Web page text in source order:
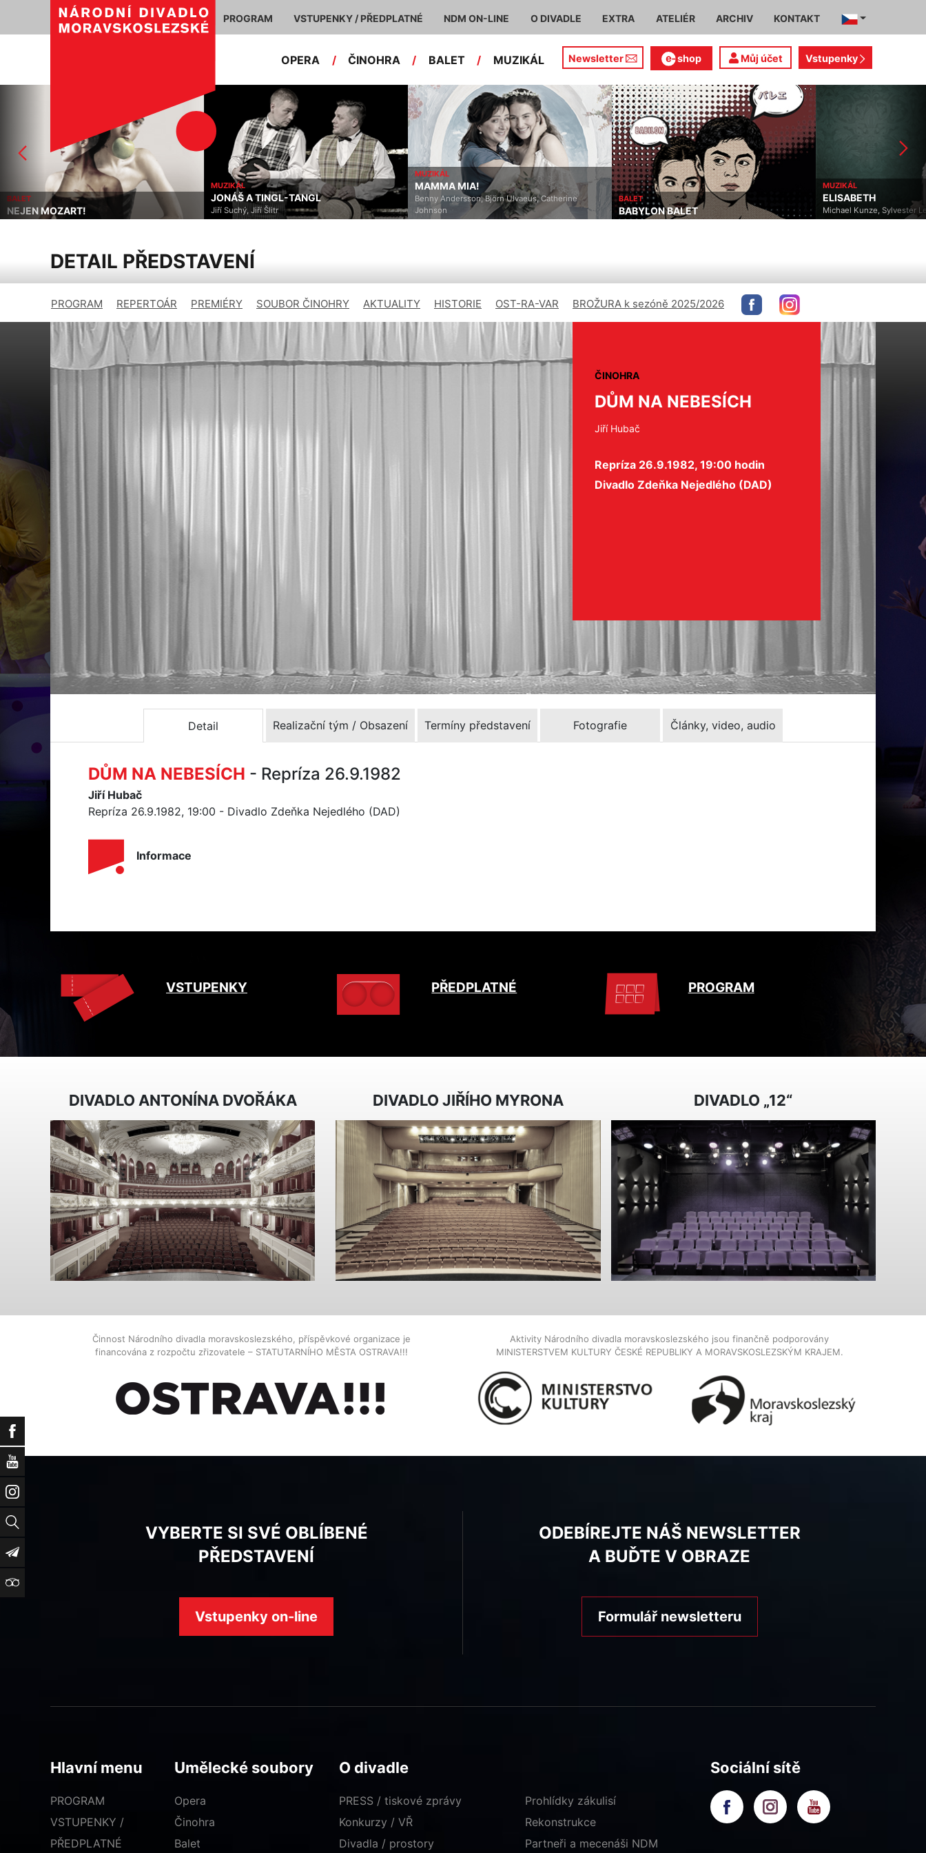
Facebook
YouTube
Instagram
Vyhledat
Newsletter
TripAdvisor
PROGRAM VSTUPENKY / PŘEDPLATNÉ NDM ON-LINE O DIVADLE EXTRA ATELIÉR ARCHIV KONTAKT
OPERA / ČINOHRA / BALET / MUZIKÁL Newsletter shop Můj účet Vstupenky
BALET
NEJEN MOZART!
MUZIKÁL
JONÁŠ A TINGL-TANGL
Jiří Suchý, Jiří Šlitr
MUZIKÁL
MAMMA MIA!
Benny Andersson, Björn Ulvaeus, Catherine
Johnson
BALET
BABYLON BALET
MUZIKÁL
ELISABETH
Michael Kunze, Sylvester
DETAIL PŘEDSTAVENÍ
PROGRAM REPERTOÁR PREMIÉRY SOUBOR ČINOHRY AKTUALITY HISTORIE OST-RA-VAR BROŽURA k sezóně 2025/2026
ČINOHRA
DŮM NA NEBESÍCH
Jiří Hubač
Repríza 26.9.1982, 19:00 hodin
Divadlo Zdeňka Nejedlého (DAD)
Detail Realizační tým / Obsazení Termíny představení Fotografie Články, video, audio
DŮM NA NEBESÍCH - Repríza 26.9.1982
Jiří Hubač
Repríza 26.9.1982, 19:00 - Divadlo Zdeňka Nejedlého (DAD)
Informace
VSTUPENKY PŘEDPLATNÉ PROGRAM
DIVADLO ANTONÍNA DVOŘÁKA DIVADLO JIŘÍHO MYRONA DIVADLO „12“
Činnost Národního divadla moravskoslezského, příspěvkové organizace je
financována z rozpočtu zřizovatele – STATUTARNÍHO MĚSTA OSTRAVA!!!
Aktivity Národního divadla moravskoslezského jsou finančně podporovány
MINISTERSTVEM KULTURY ČESKÉ REPUBLIKY A MORAVSKOSLEZSKÝM KRAJEM.
VYBERTE SI SVÉ OBLÍBENÉ
PŘEDSTAVENÍ
Vstupenky on-line
ODEBÍREJTE NÁŠ NEWSLETTER
A BUĎTE V OBRAZE
Formulář newsletteru
Hlavní menu
PROGRAM
VSTUPENKY /
PŘEDPLATNÉ
Umělecké soubory
Opera
Činohra
Balet
O divadle
PRESS / tiskové zprávy
Konkurzy / VŘ
Divadla / prostory
Prohlídky zákulisí
Rekonstrukce
Partneři a mecenáši NDM
Sociální sítě